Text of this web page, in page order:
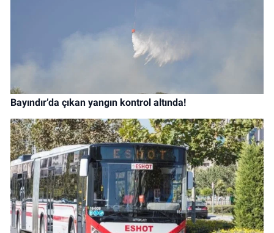
Bayındır’da çıkan yangın kontrol altında!